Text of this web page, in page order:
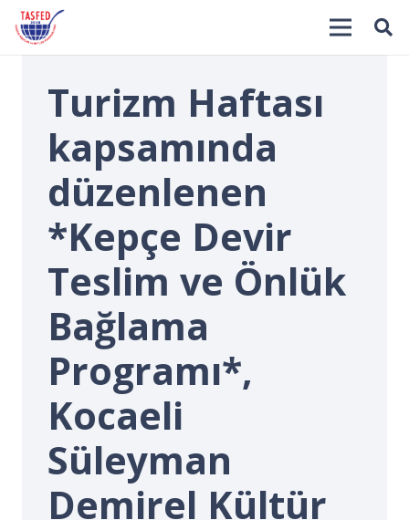
Turizm Haftası
kapsamında
düzenlenen
*Kepçe Devir
Teslim ve Önlük
Bağlama
Programı*,
Kocaeli
Süleyman
Demirel Kültür